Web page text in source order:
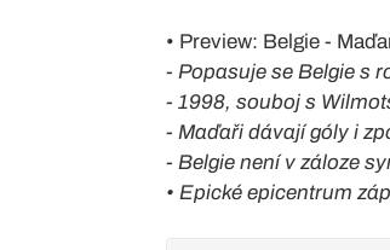
• Preview: Belgie -
- Popasuje se Belgie s
- 1998, souboj s
- Maďaři dávají góly i
- Belgie není v záloze
• Epické epicentrum